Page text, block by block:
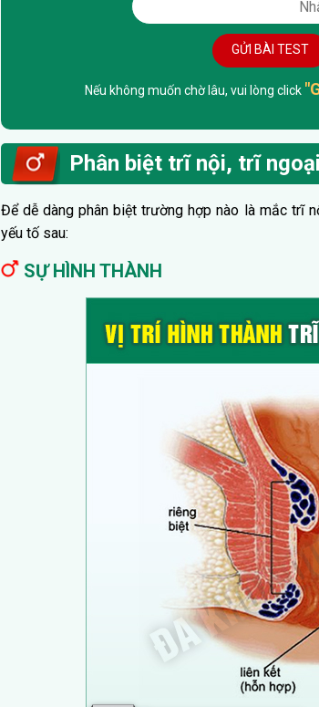
GỬI BÀI TEST
Nếu không muốn chờ lâu, vui lòng click
Phân biệt trĩ nội, trĩ
Để dễ dàng phân biệt trường hợp nào là mắc trĩ
yếu tố sau:
SỰ HÌNH THÀNH